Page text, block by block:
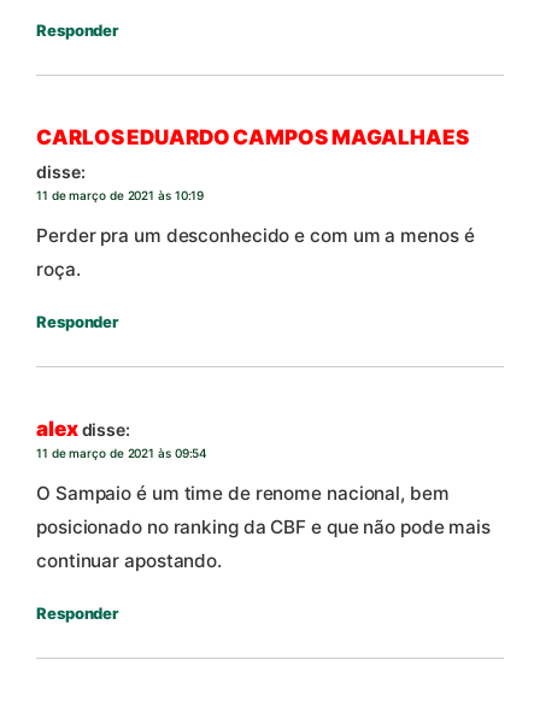
Responder
CARLOS EDUARDO CAMPOS MAGALHAES
disse:
11 de março de 2021 às 10:19
Perder pra um desconhecido e com um a menos é
roça.
Responder
alexdisse:
11 de março de 2021 às 09:54
O Sampaio é um time de renome nacional, bem
posicionado no ranking da CBF e que não pode mais
continuar apostando.
Responder